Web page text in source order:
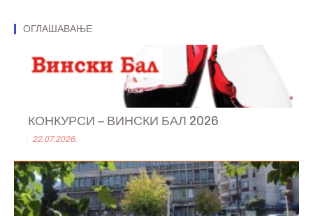
ОГЛАШАВАЊЕ
КОНКУРСИ – ВИНСКИ БАЛ 2026
22.07.2026.